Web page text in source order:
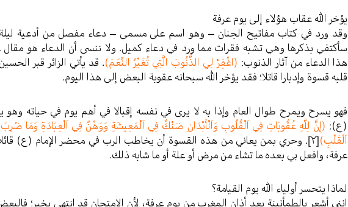
يؤخر الله عقاب هؤلاء إلى يوم عرفة
وقد ورد في كتاب مفاتيح الجنان – وهو اسم على مسمى – دعاء مفصل من أدعية ليلة
سأكتفي بذكرها وهي تشبه فقرات مما ورد في دعاء كميل. ولا ننسى أن الدعاء هو
هذا الدعاء من آثار الذنوب: (اغْفِرْ لِي الذُّنُوبَ الَّتِي تُغَيِّرُ النِّعَمَ). قد يأتي الزائر قبر
قلبه قسوة وإدبارا قاتلا؛ فقد يؤخر الله سبحانه عقوبة البعض إلى هذا اليوم.
فهو يسرح ويمرح طوال العام وإذا به لا يرى في نفسه إقبالا في أهم يوم في حياته وهو
(ع): (إِنَّ لِلَّهِ عُقُوبَاتٍ فِي اَلْقُلُوبِ وَاَلْأَبْدَانِ ضَنْكٌ فِي اَلْمَعِيشَةِ وَوَهْنٌ فِي اَلْعِبَادَةِ وَمَا
اَلْقَلْبِ)[٢]
. وحري بمن يعاني من هذه القسوة أن يخاطب الرب في محضر الإمام (ع)
عرفة، وافعل بي بعده ما تشاء من مرض أو علة أو ما شابه ذلك.
لماذا يتحسر أولياء الله يوم القيامة؟
إنني أشعر بالطمأنينة بعد أذان المغرب من يوم عرفة، لأن الامتحان قد انتهى بخير؛